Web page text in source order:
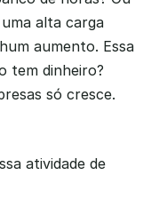
alta carga
aumento. Essa
tem dinheiro?
só cresce.
atividade de